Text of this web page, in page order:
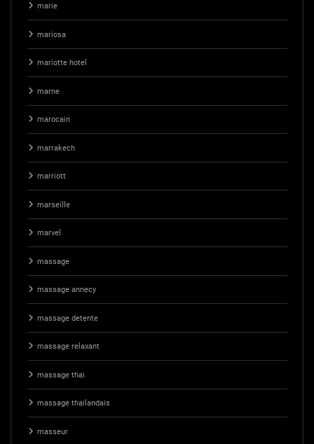
marie
mariosa
mariotte hotel
marne
marocain
marrakech
marriott
marseille
marvel
massage
massage annecy
massage detente
massage relaxant
massage thai
massage thailandais
masseur